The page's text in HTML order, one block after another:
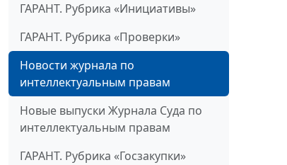
ГАРАНТ. Рубрика «Инициативы»
ГАРАНТ. Рубрика «Проверки»
Новости журнала по
интеллектуальным правам
Новые выпуски Журнала Суда по
интеллектуальным правам
ГАРАНТ. Рубрика «Госзакупки»